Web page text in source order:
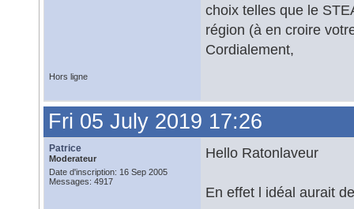
choix telles que le
région (à en croire
Cordialement,
Hors ligne
Fri 05 July 2019 17:26
Patrice
Moderateur
Date d'inscription: 16 Sep 2005
Messages: 4917
Hello Ratonlaveur
En effet l idéal aurait